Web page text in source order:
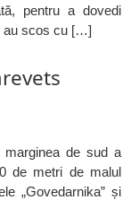
pentru a dovedi
au scos cu […]
marginea de sud a
de metri de malul
„Govedarnika” și